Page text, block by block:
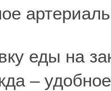
еды на
–